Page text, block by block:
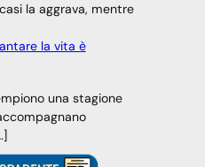
la aggrava, mentre
la vita è
una stagione